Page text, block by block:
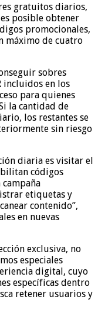
gratuitos diarios,
posible obtener
promocionales,
máximo de cuatro
sobres
incluidos en los
para quienes
la cantidad de
los restantes se
sin riesgo
diaria es visitar el
códigos
etiquetas y
contenido”,
en nuevas
exclusiva, no
especiales
digital, cuyo
específicas dentro
retener usuarios y